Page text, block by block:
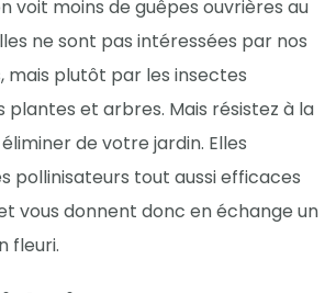
voit moins de guêpes ouvrières au
ne sont pas intéressées par nos
mais plutôt par les insectes
plantes et arbres. Mais résistez à la
de votre jardin. Elles
pollinisateurs tout aussi efficaces
vous donnent donc en échange un
fleuri.